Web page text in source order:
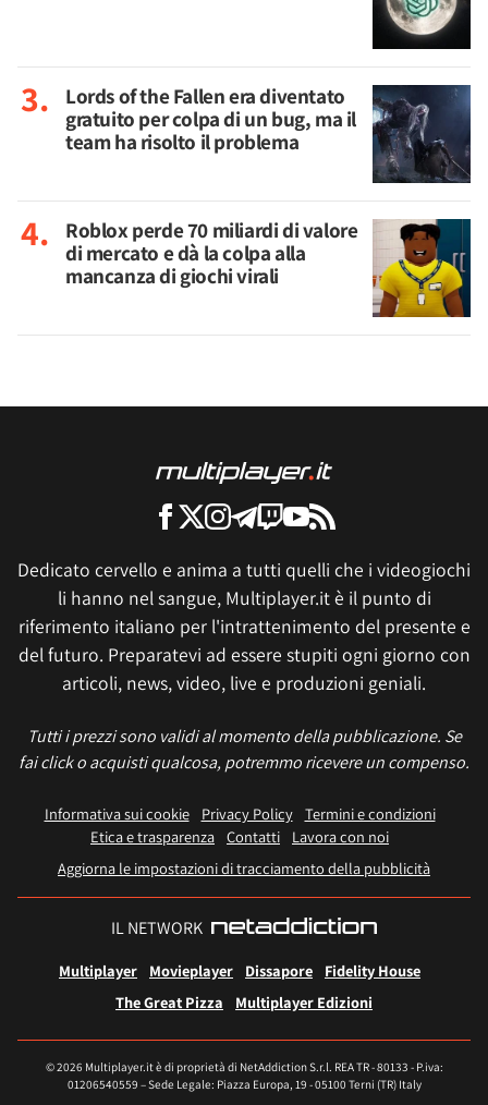
Lords of the Fallen era diventato
gratuito per colpa di un bug, ma il
team ha risolto il problema
Roblox perde 70 miliardi di valore
di mercato e dà la colpa alla
mancanza di giochi virali
Dedicato cervello e anima a tutti quelli che i videogiochi
li hanno nel sangue, Multiplayer.it è il punto di
riferimento italiano per l'intrattenimento del presente e
del futuro. Preparatevi ad essere stupiti ogni giorno con
articoli, news, video, live e produzioni geniali.
Tutti i prezzi sono validi al momento della pubblicazione. Se
fai click o acquisti qualcosa, potremmo ricevere un compenso.
Informativa sui cookie Privacy Policy
Termini e condizioni
Etica e trasparenza Contatti
Lavora con noi
Aggiorna le impostazioni di tracciamento della pubblicità
IL NETWORK
Multiplayer Movieplayer Dissapore
Fidelity House
The Great Pizza
Multiplayer Edizioni
© 2026 Multiplayer.it è di proprietà di NetAddiction S.r.l. REA TR - 80133 - P.iva:
01206540559 – Sede Legale: Piazza Europa, 19 - 05100 Terni (TR) Italy